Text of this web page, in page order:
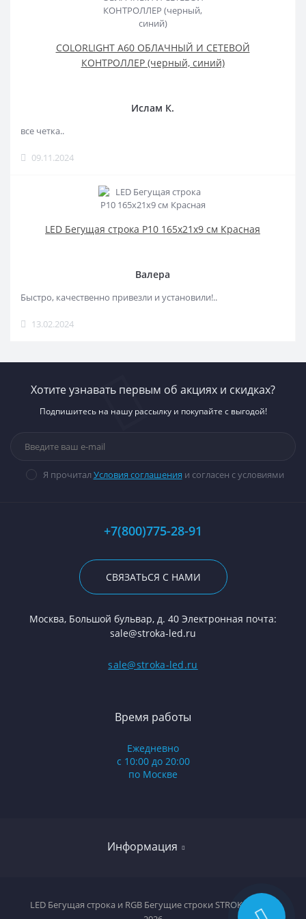
COLORLIGHT A60 ОБЛАЧНЫЙ И СЕТЕВОЙ
КОНТРОЛЛЕР (черный, синий)
Ислам К.
все четка..
09.11.2024
LED Бегущая строка Р10 165x21x9 см Красная
Валера
Быстро, качественно привезли и установили!..
13.02.2024
Хотите узнавать первым об акциях и скидках?
Подпишитесь на нашу рассылку и покупайте с выгодой!
Я прочитал Условия соглашения и согласен с условиями
+7(800)775-28-91
СВЯЗАТЬСЯ С НАМИ
Москва, Большой бульвар, д. 40 Электронная почта:
sale@stroka-led.ru
sale@stroka-led.ru
Информация
Время работы
Ежедневно
с 10:00 до 20:00
по Москве
LED Бегущая строка и RGB Бегущие строки STROKA-LED ©